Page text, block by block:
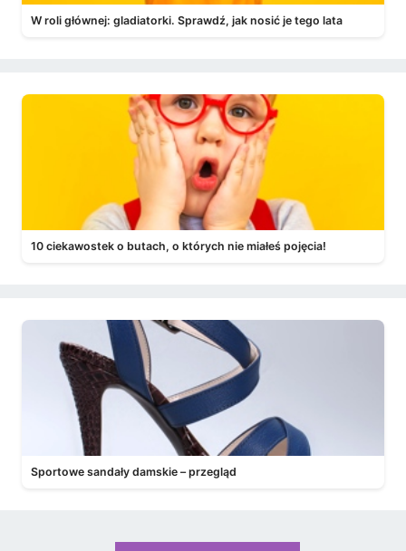
W roli głównej: gladiatorki. Sprawdź, jak nosić je tego lata
10 ciekawostek o butach, o których nie miałeś pojęcia!
Sportowe sandały damskie – przegląd